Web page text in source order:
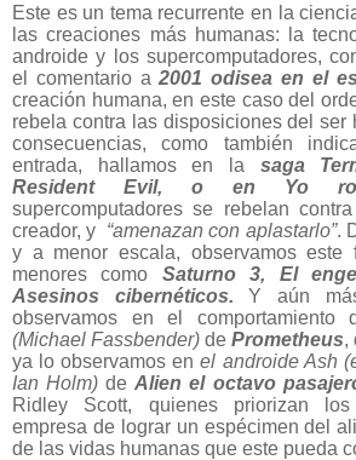
Este es un tema recurrente en la
las creaciones más humanas: la
androide y los supercomputadores,
el comentario a2001 odisea en el
creación humana, en este caso del
rebela contra las disposiciones del ser
consecuencias, como también
entrada, hallamos en la saga
Resident Evil, o en Yo
supercomputadores se rebelan
creador, y “amenazan con aplastarlo”.
y a menor escala, observamos este
menores como Saturno 3, El
Asesinos cibernéticos. Y aún
observamos en el comportamiento
(Michael Fassbender) de Prometheus,
ya lo observamos enel androide Ash
Ian Holm) deAlien el octavo
Ridley Scott, quienes priorizan
empresa de lograr un espécimen del
de las vidas humanas que este pueda